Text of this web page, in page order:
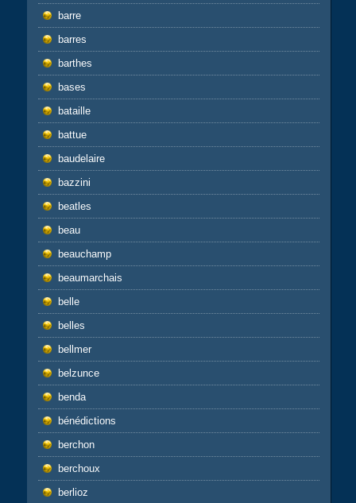
barre
barres
barthes
bases
bataille
battue
baudelaire
bazzini
beatles
beau
beauchamp
beaumarchais
belle
belles
bellmer
belzunce
benda
bénédictions
berchon
berchoux
berlioz